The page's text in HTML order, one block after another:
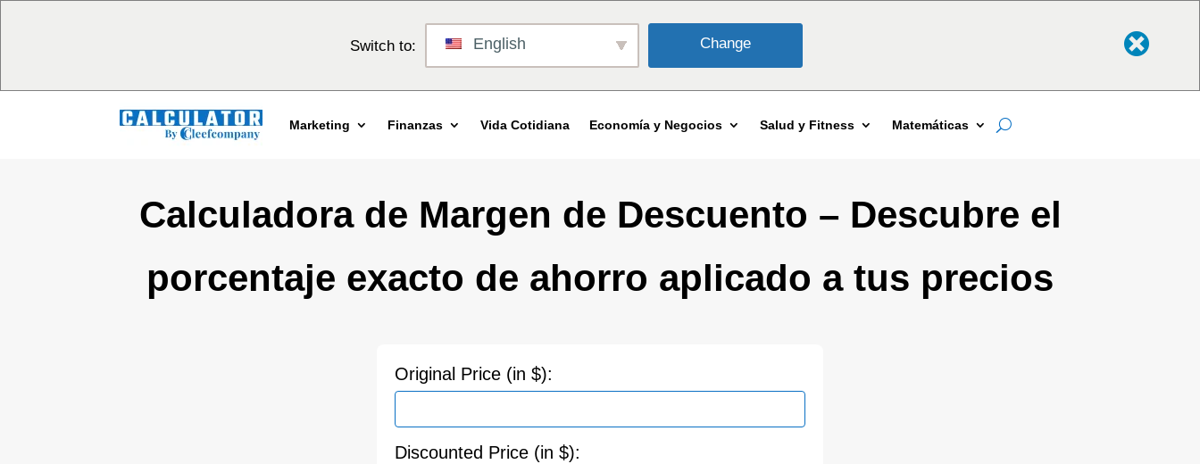
Switch to: English Change
Marketing Finanzas Vida Cotidiana Economía y Negocios Salud y Fitness Matemáticas
Calculadora de Margen de Descuento – Descubre el
porcentaje exacto de ahorro aplicado a tus precios
Original Price (in $):
Discounted Price (in $):